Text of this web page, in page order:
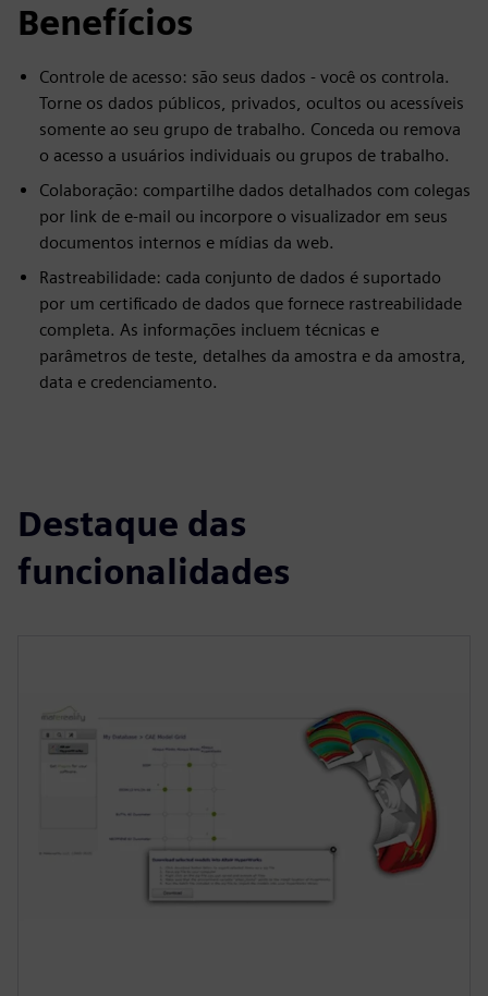
Benefícios
Controle de acesso: são seus dados - você os controla.
Torne os dados públicos, privados, ocultos ou acessíveis
somente ao seu grupo de trabalho. Conceda ou remova
o acesso a usuários individuais ou grupos de trabalho.
Colaboração: compartilhe dados detalhados com colegas
por link de e-mail ou incorpore o visualizador em seus
documentos internos e mídias da web.
Rastreabilidade: cada conjunto de dados é suportado
por um certificado de dados que fornece rastreabilidade
completa. As informações incluem técnicas e
parâmetros de teste, detalhes da amostra e da amostra,
data e credenciamento.
Destaque das
funcionalidades